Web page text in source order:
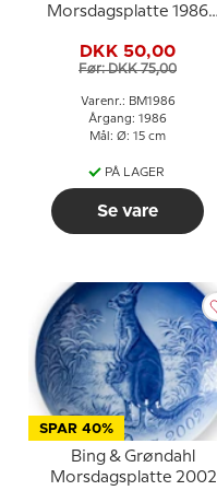
Morsdagsplatte 1986
DKK 50,00
Før: DKK 75,00
Varenr.: BM1986
Årgang: 1986
Mål: Ø: 15 cm
PÅ LAGER
Se vare
SPAR 40%
Bing & Grøndahl
Morsdagsplatte 2002